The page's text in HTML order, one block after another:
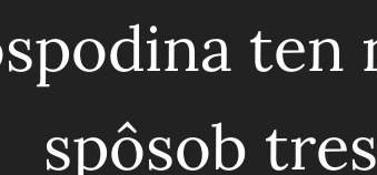
ten
spôsob